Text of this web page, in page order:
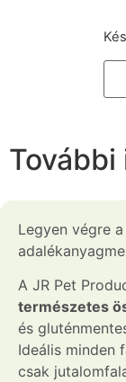
Legyen végre
A JR Pet
természetes
és
Ideális minden
csak